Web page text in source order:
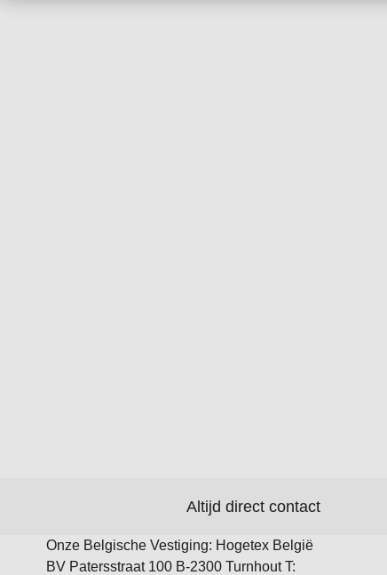
Altijd direct contact
Onze Belgische Vestiging: Hogetex België
BV Patersstraat 100 B-2300 Turnhout T: